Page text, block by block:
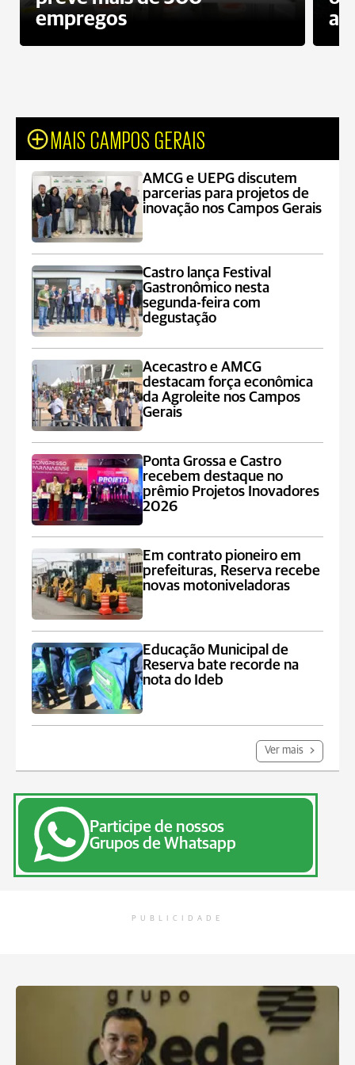
empregos
MAIS CAMPOS GERAIS
AMCG e UEPG discutem
parcerias para projetos de
inovação nos Campos Gerais
Castro lança Festival
Gastronômico nesta
segunda-feira com
degustação
Acecastro e AMCG
destacam força econômica
da Agroleite nos Campos
Gerais
Ponta Grossa e Castro
recebem destaque no
prêmio Projetos Inovadores
2026
Em contrato pioneiro em
prefeituras, Reserva recebe
novas motoniveladoras
Educação Municipal de
Reserva bate recorde na
nota do Ideb
Ver mais
Participe de nossos
Grupos de Whatsapp
PUBLICIDADE